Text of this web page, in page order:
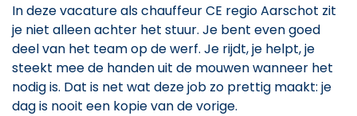
In deze vacature als chauffeur CE regio Aarschot zit
je niet alleen achter het stuur. Je bent even goed
deel van het team op de werf. Je rijdt, je helpt, je
steekt mee de handen uit de mouwen wanneer het
nodig is. Dat is net wat deze job zo prettig maakt: je
dag is nooit een kopie van de vorige.